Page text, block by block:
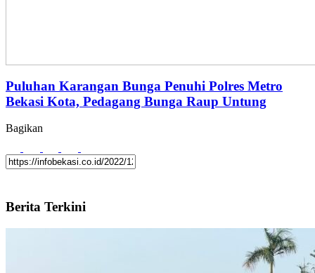
Puluhan Karangan Bunga Penuhi Polres Metro
Bekasi Kota, Pedagang Bunga Raup Untung
Bagikan
Berita Terkini